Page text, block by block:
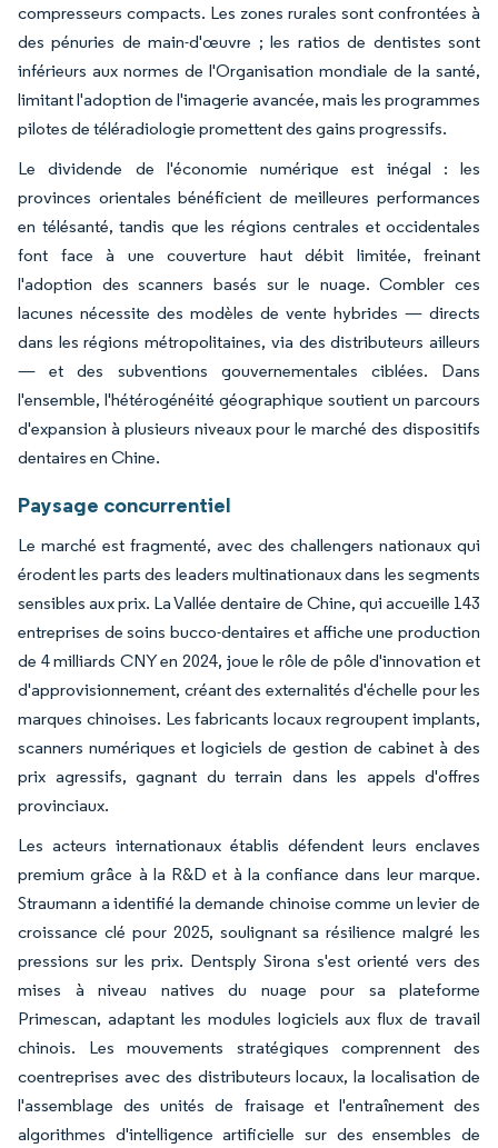
compresseurs compacts. Les zones rurales sont confrontées à
des pénuries de main-d'œuvre ; les ratios de dentistes sont
inférieurs aux normes de l'Organisation mondiale de la santé,
limitant l'adoption de l'imagerie avancée, mais les programmes
pilotes de téléradiologie promettent des gains progressifs.
Le dividende de l'économie numérique est inégal : les
provinces orientales bénéficient de meilleures performances
en télésanté, tandis que les régions centrales et occidentales
font face à une couverture haut débit limitée, freinant
l'adoption des scanners basés sur le nuage. Combler ces
lacunes nécessite des modèles de vente hybrides — directs
dans les régions métropolitaines, via des distributeurs ailleurs
— et des subventions gouvernementales ciblées. Dans
l'ensemble, l'hétérogénéité géographique soutient un parcours
d'expansion à plusieurs niveaux pour le marché des dispositifs
dentaires en Chine.
Paysage concurrentiel
Le marché est fragmenté, avec des challengers nationaux qui
érodent les parts des leaders multinationaux dans les segments
sensibles aux prix. La Vallée dentaire de Chine, qui accueille 143
entreprises de soins bucco-dentaires et affiche une production
de 4 milliards CNY en 2024, joue le rôle de pôle d'innovation et
d'approvisionnement, créant des externalités d'échelle pour les
marques chinoises. Les fabricants locaux regroupent implants,
scanners numériques et logiciels de gestion de cabinet à des
prix agressifs, gagnant du terrain dans les appels d'offres
provinciaux.
Les acteurs internationaux établis défendent leurs enclaves
premium grâce à la R&D et à la confiance dans leur marque.
Straumann a identifié la demande chinoise comme un levier de
croissance clé pour 2025, soulignant sa résilience malgré les
pressions sur les prix. Dentsply Sirona s'est orienté vers des
mises à niveau natives du nuage pour sa plateforme
Primescan, adaptant les modules logiciels aux flux de travail
chinois. Les mouvements stratégiques comprennent des
coentreprises avec des distributeurs locaux, la localisation de
l'assemblage des unités de fraisage et l'entraînement des
algorithmes d'intelligence artificielle sur des ensembles de